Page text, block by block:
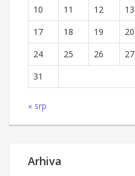
10
11 12 13
17
18 19 20
24
25 26 27
31
« srp
Arhiva